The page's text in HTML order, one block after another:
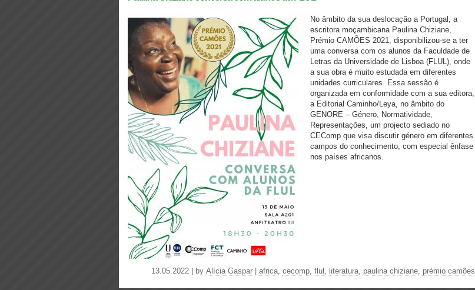
No âmbito da sua deslocação a Portugal, a
escritora moçambicana Paulina Chiziane,
Prémio CAMÕES 2021, disponibilizou-se a ter
uma conversa com os alunos da Faculdade de
Letras da Universidade de Lisboa (FLUL), onde
a sua obra é muito estudada em diferentes
unidades curriculares. Essa sessão é
organizada em conformidade com a sua editora,
a Editorial Caminho/Leya, no âmbito do
GENORE – Género, Normatividade,
Representações, um projecto sediado no
CEComp que visa discutir género em diferentes
campos do conhecimento, com especial ênfase
nos países africanos.
13.05.2022 | by Alícia Gaspar africa, cecomp, flul , literatura, paulina chiziane, prémio camões